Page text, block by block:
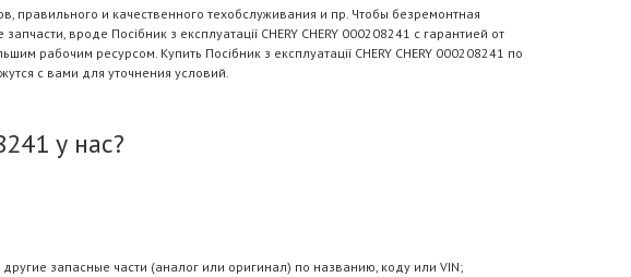
и качественного техобслуживания и пр. Чтобы безремонтная
вроде Посібник з експлуатації CHERY CHERY 000208241 с гарантией от
рабочим ресурсом. Купить Посібник з експлуатації CHERY CHERY 000208241 по
с вами для уточнения условий.
у нас?
другие запасные части (аналог или оригинал) по названию, коду или VIN;